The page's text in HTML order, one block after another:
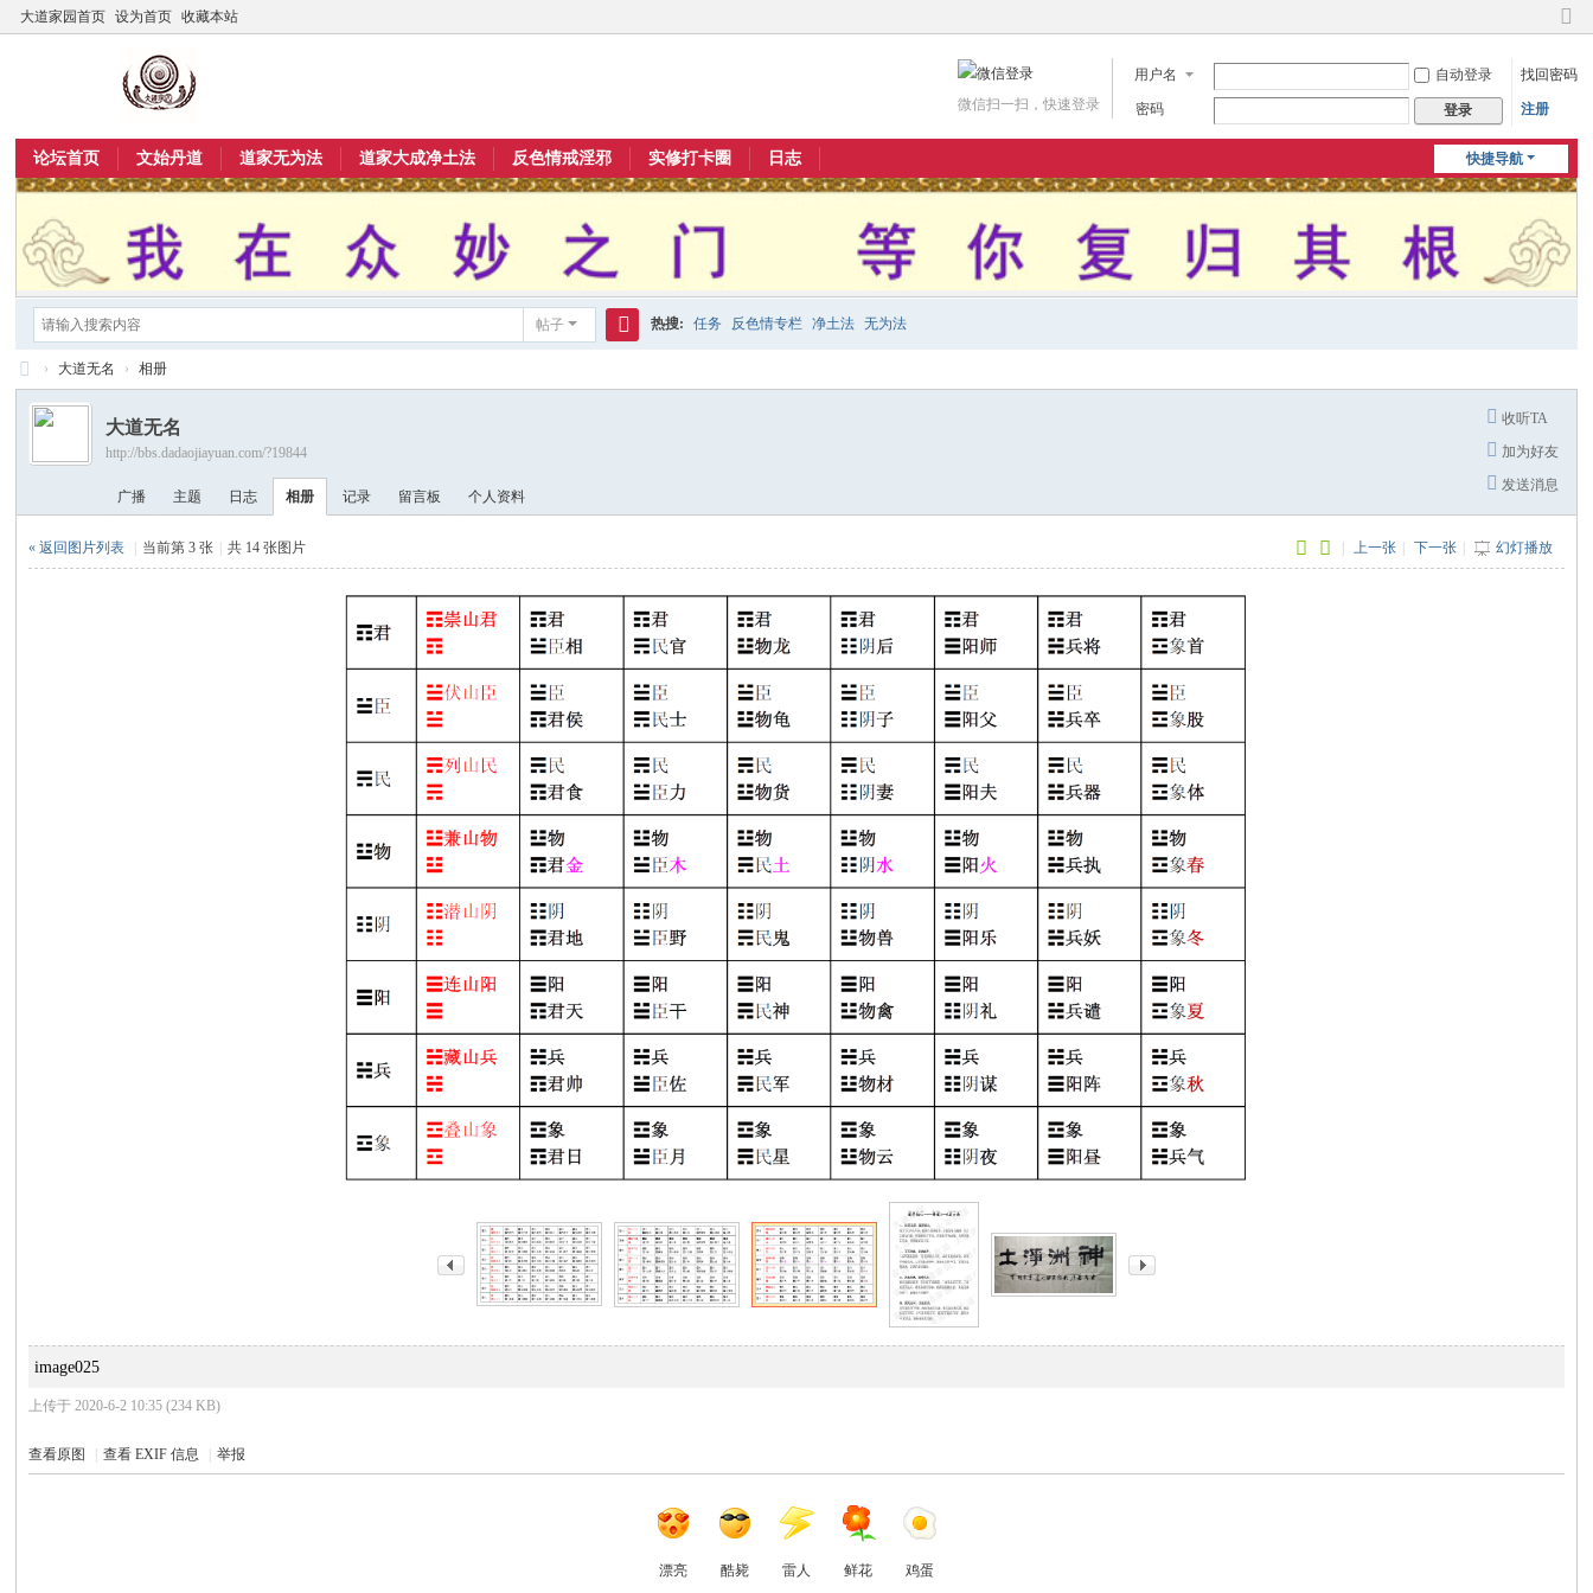
大道家园首页 设为首页 收藏本站
切
到
用户名 自动登录 找回密码
密码 登录 注册
微信扫一扫，快速登录
快捷导航
论坛首页 文始丹道 道家无为法 道家大成净土法 反色情戒淫邪 实修打卡圈 日志
帖子
索
热搜: 任务 反色情专栏 净土法 无为法
大
家
论
坛
› 大道无名 › 相册
收听TA
加为好友
发送消息
大道无名
http://bbs.dadaojiayuan.com/?19844
广播 主题 日志 相册 记录 留言板 个人资料
上一张 下一张 幻灯播放
« 返回图片列表 当前第 3 张 共 14 张图片
image025
上传于 2020-6-2 10:35 (234 KB)
查看原图 | 查看 EXIF 信息 | 举报
漂亮 酷毙 雷人 鲜花 鸡蛋